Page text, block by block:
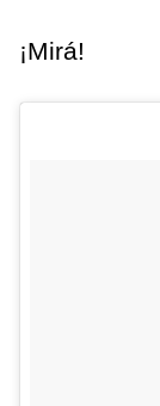
¡Mirá!